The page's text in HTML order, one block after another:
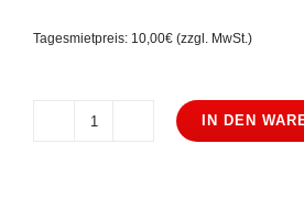
Tagesmietpreis: 10,00€ (zzgl. MwSt.)
Tama
IN DEN